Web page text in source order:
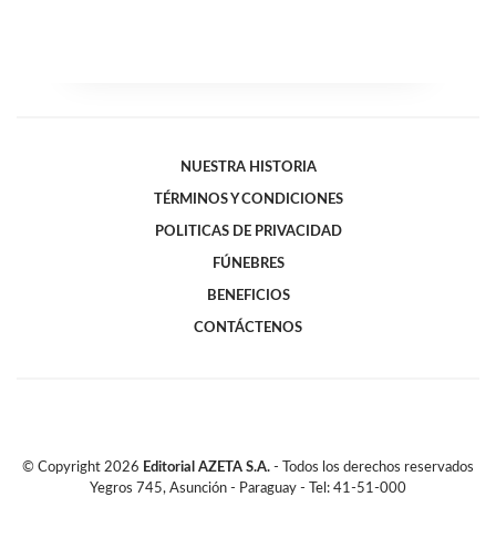
NUESTRA HISTORIA
TÉRMINOS Y CONDICIONES
POLITICAS DE PRIVACIDAD
FÚNEBRES
BENEFICIOS
CONTÁCTENOS
© Copyright 2026 Editorial AZETA S.A. - Todos los derechos reservados
Yegros 745, Asunción - Paraguay - Tel: 41-51-000